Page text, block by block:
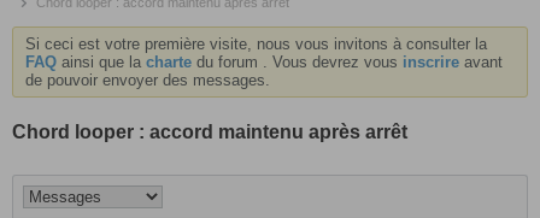
Si ceci est votre première visite, nous vous invitons à consulter la
FAQ ainsi que la charte du forum . Vous devrez vous inscrire avant
de pouvoir envoyer des messages.
Chord looper : accord maintenu après arrêt